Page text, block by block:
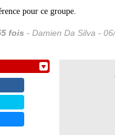
pour ce groupe.
fois - Damien Da Silva -